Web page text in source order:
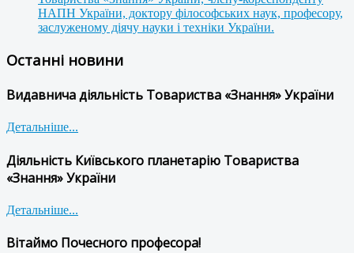
НАПН України, доктору філософських наук, професору,
заслуженому діячу науки і техніки України.
Останні новини
Видавнича діяльність Товариства «Знання» України
Детальніше...
Діяльність Київського планетарію Товариства
«Знання» України
Детальніше...
Вітаймо Почесного професора!